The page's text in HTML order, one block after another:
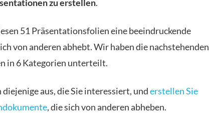
zu erstellen.
51 Präsentationsfolien eine beeindruckende
von anderen abhebt. Wir haben die nachstehenden
in 6 Kategorien unterteilt.
diejenige aus, die Sie interessiert, understellen Sie
, die sich von anderen abheben.